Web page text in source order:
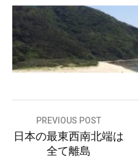
稿
PREVIOUS POST
日本の最東西南北端は
全て離島